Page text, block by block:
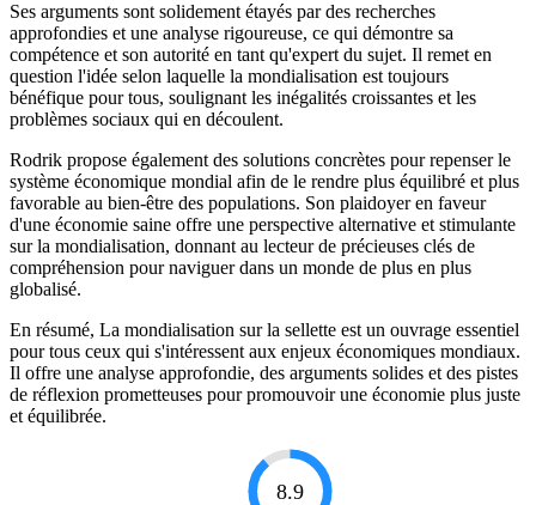
Ses arguments sont solidement étayés par des recherches
approfondies et une analyse rigoureuse, ce qui démontre sa
compétence et son autorité en tant qu'expert du sujet. Il remet en
question l'idée selon laquelle la mondialisation est toujours
bénéfique pour tous, soulignant les inégalités croissantes et les
problèmes sociaux qui en découlent.
Rodrik propose également des solutions concrètes pour repenser le
système économique mondial afin de le rendre plus équilibré et plus
favorable au bien-être des populations. Son plaidoyer en faveur
d'une économie saine offre une perspective alternative et stimulante
sur la mondialisation, donnant au lecteur de précieuses clés de
compréhension pour naviguer dans un monde de plus en plus
globalisé.
En résumé, La mondialisation sur la sellette est un ouvrage essentiel
pour tous ceux qui s'intéressent aux enjeux économiques mondiaux.
Il offre une analyse approfondie, des arguments solides et des pistes
de réflexion prometteuses pour promouvoir une économie plus juste
et équilibrée.
8.9